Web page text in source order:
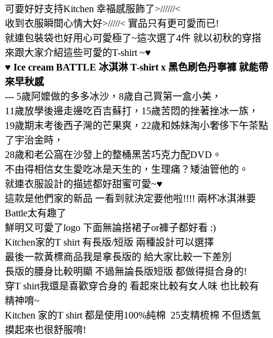
可要好好支持Kitchen 幸福感服飾了>//////<
收到衣服瞬間心情大好>/////< 實品只有更可愛而已!
就連包裝袋也好用心可愛極了~這次選了4件 就以初秋的穿搭
來跟大家介紹這些可愛的T-shirt ~♥
♥ Ice cream BATTLE 冰淇淋 T-shirt x 黑色刷色丹寧褲 就能帶
來早秋感
--- 5歲阿嬤做的多多冰沙，8歲自己買第一盒小美，
11歲放學後邊走邊吃百吉蘇打，15歲苦悶的挫著挫冰一族，
19歲期末考後西子灣的芒果爽，22歲和姊妹淘小奢侈下午茶點
了宇治金時，
28歲和老公窩在沙發上的整桶黑苦巧克力配DVD。
不由得相信女生愛吃冰是天生的，生理痛？矮油管他的。
就連衣服設計的描述都好甜蜜可愛~♥
這款是他們家的新品 一看到就決定要他啦!!!! 兩杯冰淇淋要
Battle太有趣了
鮮明又可愛了logo 下面無論搭裙子or褲子都好看 :)
Kitchen家的T shirt 有長版/短版 兩種設計可以選擇
最後一款黃標商品我是拿長版的 給大家比較一下差別
長版的腰身比較明顯 不過無論長版短版 都做得挺合身的!
穿T shirt我還是喜歡穿合身的 看起來比較有女人味 也比較有
精神唷~
Kitchen 家的T shirt 都是使用100%純棉 25支精梳棉 不但透氣
摸起來也很舒服唷!